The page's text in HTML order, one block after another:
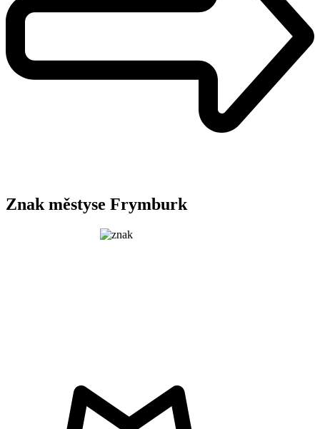
Znak městyse Frymburk